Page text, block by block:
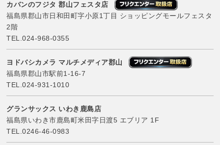
カバンのフジタ 郡山フェスタ店
福島県郡山市日和田町字小原1丁目 ショッピングモールフェスタ
2階
TEL.024-968-0355
ヨドバシカメラ マルチメディア郡山
福島県郡山市駅前1-16-7
TEL.024-931-1010
グランサックス いわき鹿島店
福島県いわき市鹿島町米田字日渡5 エブリア 1F
TEL.0246-46-0983